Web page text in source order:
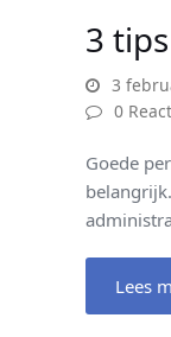
3
3
0
Goede
Lees